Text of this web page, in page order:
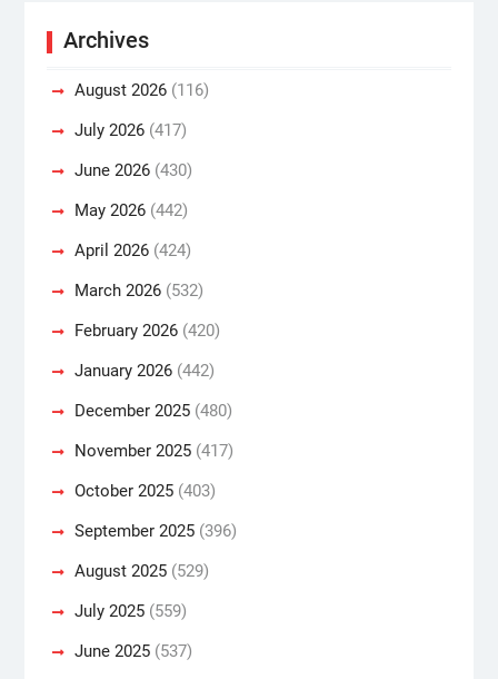
Archives
August 2026(116)
July 2026(417)
June 2026(430)
May 2026(442)
April 2026(424)
March 2026(532)
February 2026(420)
January 2026(442)
December 2025(480)
November 2025(417)
October 2025(403)
September 2025(396)
August 2025(529)
July 2025(559)
June 2025(537)